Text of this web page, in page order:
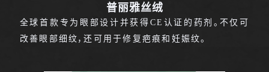
普丽雅丝绒
全球首款专为眼部设计并获得CE认证的药剂。不仅可
改善眼部细纹，还可用于修复疤痕和妊娠纹。